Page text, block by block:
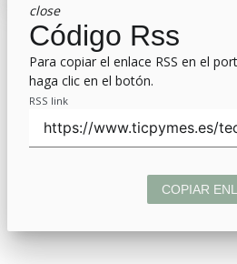
close
Código Rss
Para copiar el enlace RSS en el
haga clic en el botón.
RSS link
COPIAR